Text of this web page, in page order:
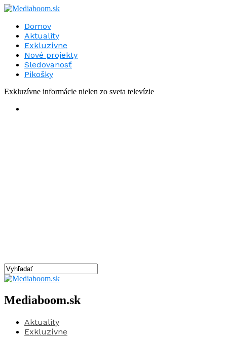
Domov
Aktuality
Exkluzívne
Nové projekty
Sledovanosť
Pikošky
Exkluzívne informácie nielen zo sveta televízie
Mediaboom.sk
Aktuality
Exkluzívne